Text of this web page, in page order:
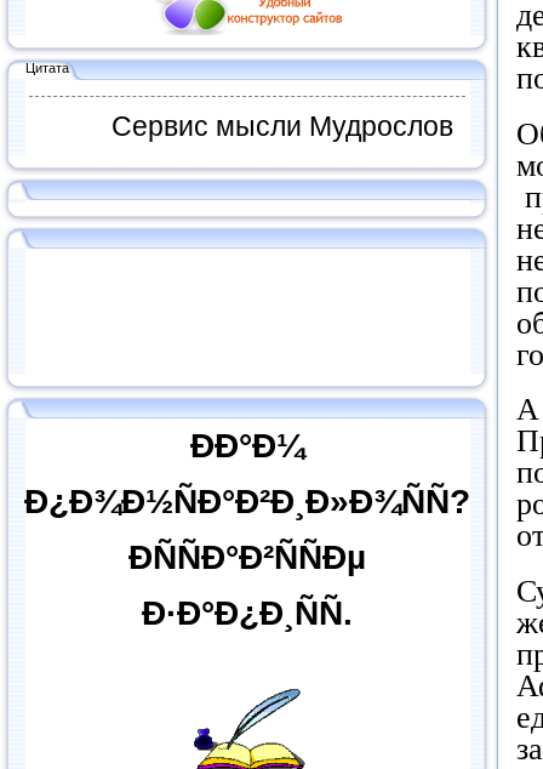
Цитата
Сервис мысли Мудрослов
ÐÐ°Ð¼
Ð¿Ð¾Ð½ÑÐ°Ð²Ð¸Ð»Ð¾ÑÑ?
ÐÑÑÐ°Ð²ÑÑÐµ
Ð·Ð°Ð¿Ð¸ÑÑ.
А